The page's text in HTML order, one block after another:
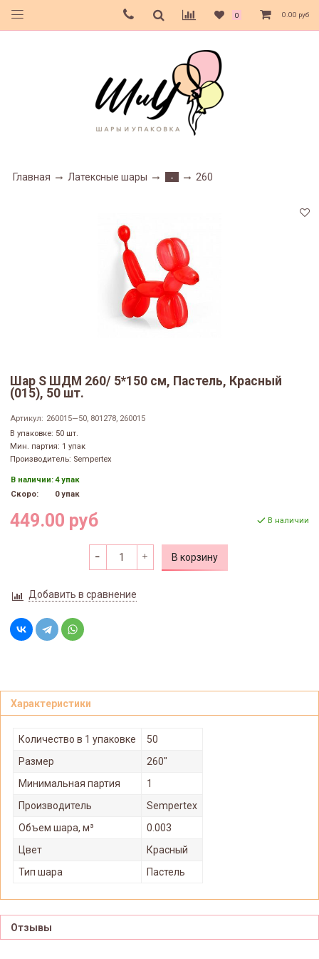
0 0.00 руб
Главная Латексные шары - 260
Шар S ШДМ 260/ 5*150 см, Пастель, Красный
(015), 50 шт.
Артикул: 260015—50, 801278, 260015
В упаковке: 50 шт.
Мин. партия: 1 упак
Производитель: Sempertex
В наличии:4 упак
Скоро:
0 упак
449.00 руб В наличии
В корзину
Добавить в сравнение
Характеристики
Количество в 1 упаковке
50
Размер
260"
Минимальная партия
1
Производитель
Sempertex
Объем шара, м³
0.003
Цвет
Красный
Тип шара
Пастель
Отзывы